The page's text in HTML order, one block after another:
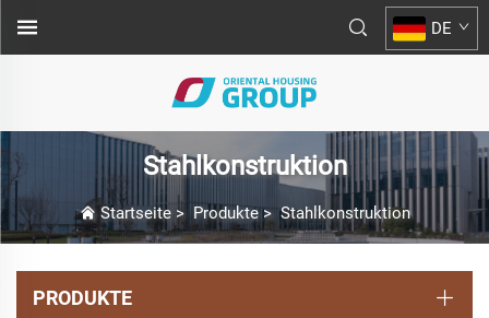
DE
Stahlkonstruktion
Startseite> Produkte>Stahlkonstruktion
PRODUKTE